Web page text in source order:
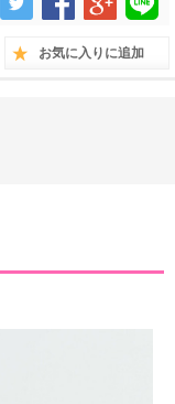
お気に入りに追加